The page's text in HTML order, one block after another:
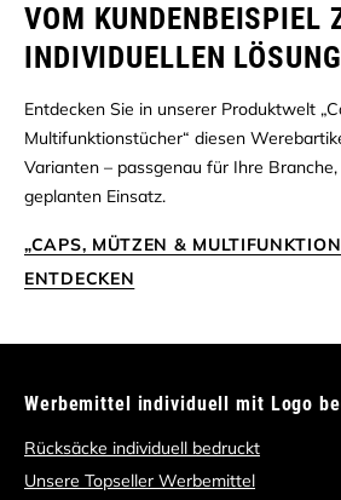
VOM KUNDENBEISPIEL
INDIVIDUELLEN LÖSUNG
Entdecken Sie in unserer Produktwelt
Multifunktionstücher“ diesen
Varianten – passgenau für Ihre
geplanten Einsatz.
„CAPS, MÜTZEN &
ENTDECKEN
Werbemittel individuell mit Logo
Rücksäcke individuell bedruckt
Unsere Topseller Werbemittel